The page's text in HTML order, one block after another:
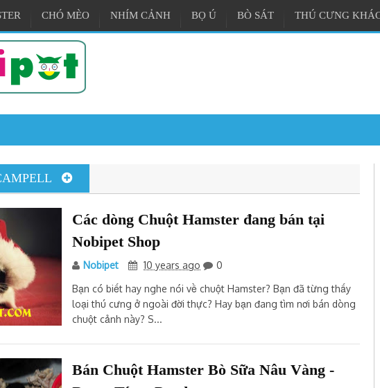
CHÓ MÈO NHÍM CẢNH BỌ Ú BÒ SÁT THÚ CƯNG
Nobipet - Vương quốc chuột cảnh ở Đà Nẵng
nuôi Chuột Cảnh cho người yêu Hamster 10:54 AM Tuyển Nhân Viên Thu Ngân Tại
Viên Marketing Làm Việc Toàn Thời Gian
Các dòng Chuột Hamster đang bán tại
Nobipet Shop
Nobipet 10 years ago
0
Bạn có biết hay nghe nói về chuột Hamster? Bạn đã từng thấy
loại thú cưng ở ngoài đời thực? Hay bạn đang tìm nơi bán dòng
chuột cảnh này? S...
Bán Chuột Hamster Bò Sữa Nâu Vàng -